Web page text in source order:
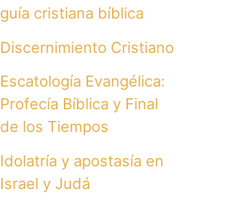
guía cristiana bíblica
Discernimiento Cristiano
Escatología Evangélica:
Profecía Bíblica y Final
de los Tiempos
Idolatría y apostasía en
Israel y Judá